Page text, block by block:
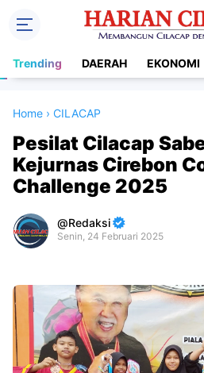
Trending DAERAH EKONOMI
Home › CILACAP
Pesilat Cilacap
Kejurnas Cirebon
Challenge 2025
Redaksi
Senin, 24 Februari 2025
By
Raushan
Design
With
Shroff
Templates